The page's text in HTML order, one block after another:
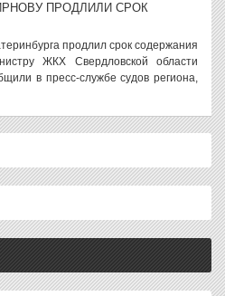
ПРОДЛИЛИ СРОК
продлил срок содержания
ЖКХ Свердловской области
в пресс-службе судов региона,